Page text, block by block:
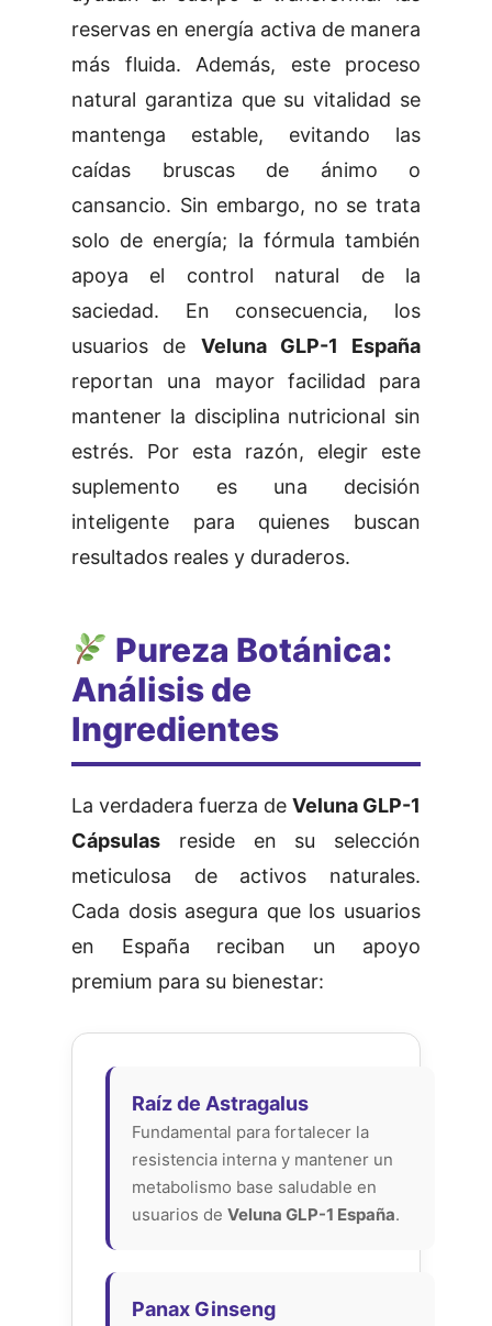
reservas en energía activa de manera
más fluida. Además, este proceso
natural garantiza que su vitalidad se
mantenga estable, evitando las
caídas bruscas de ánimo o
cansancio. Sin embargo, no se trata
solo de energía; la fórmula también
apoya el control natural de la
saciedad. En consecuencia, los
usuarios de Veluna GLP-1 España
reportan una mayor facilidad para
mantener la disciplina nutricional sin
estrés. Por esta razón, elegir este
suplemento es una decisión
inteligente para quienes buscan
resultados reales y duraderos.
Pureza Botánica:
Análisis de
Ingredientes
La verdadera fuerza de Veluna GLP-1
Cápsulas reside en su selección
meticulosa de activos naturales.
Cada dosis asegura que los usuarios
en España reciban un apoyo
premium para su bienestar:
Raíz de Astragalus
Fundamental para fortalecer la
resistencia interna y mantener un
metabolismo base saludable en
usuarios de Veluna GLP-1 España.
Panax Ginseng